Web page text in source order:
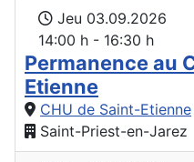
Jeu 03.09.2026
14:00 h - 16:30 h
Permanence au
Etienne
CHU de Saint-Etienne
Saint-Priest-en-Jarez